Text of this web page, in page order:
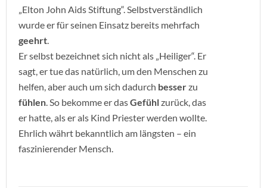
„Elton John Aids Stiftung“. Selbstverständlich
wurde er für seinen Einsatz bereits mehrfach
geehrt.
Er selbst bezeichnet sich nicht als „Heiliger“. Er
sagt, er tue das natürlich, um den Menschen zu
helfen, aber auch um sich dadurch besserzu
fühlen. So bekomme er dasGefühlzurück, das
er hatte, als er als Kind Priester werden wollte.
Ehrlich währt bekanntlich am längsten – ein
faszinierender Mensch.